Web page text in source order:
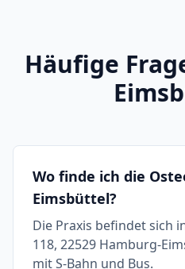
Häufige
Wo finde ich die
Eimsbüttel?
Die Praxis befindet sich
118, 22529 Hamburg-
mit S-Bahn und Bus.